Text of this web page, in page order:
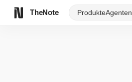
TheNote ProdukteAgenten